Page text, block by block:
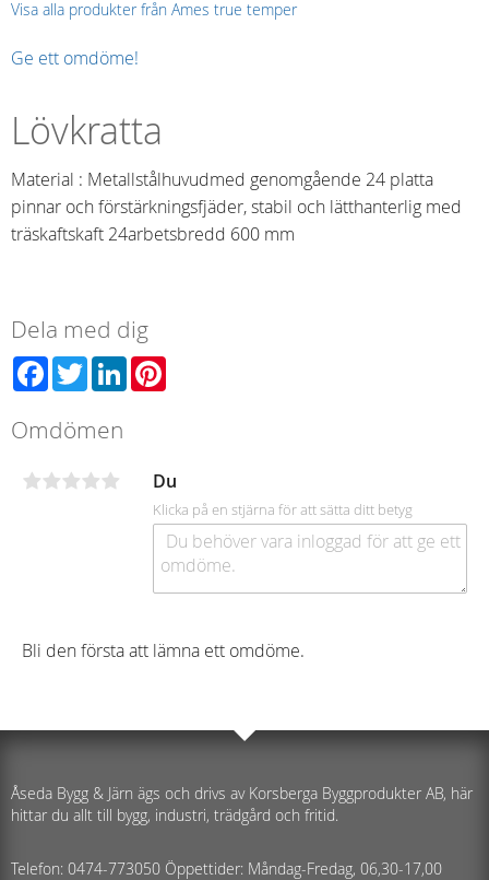
Visa alla produkter från Ames true temper
Ge ett omdöme!
Lövkratta
Material : Metallstålhuvudmed genomgående 24 platta
pinnar och förstärkningsfjäder, stabil och lätthanterlig med
träskaftskaft 24arbetsbredd 600 mm
Dela med dig
Facebook
TwitterLinkedIn
Omdömen
Du
Klicka på en stjärna för att sätta ditt betyg
Bli den första att lämna ett omdöme.
Åseda Bygg & Järn ägs och drivs av Korsberga Byggprodukter AB, här
hittar du allt till bygg, industri, trädgård och fritid.
Telefon: 0474-773050 Öppettider: Måndag-Fredag, 06,30-17,00